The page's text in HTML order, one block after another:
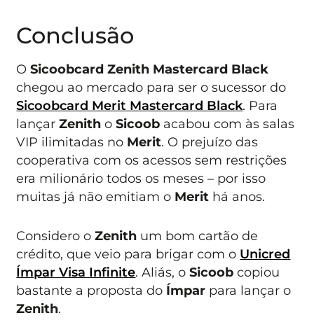
Conclusão
OSicoobcard Zenith Mastercard Black
chegou ao mercado para ser o sucessor do
Sicoobcard Merit Mastercard Black. Para
lançarZenithoSicoob acabou com às salas
VIP ilimitadas no Merit. O prejuízo das
cooperativa com os acessos sem restrições
era milionário todos os meses – por isso
muitas já não emitiam o Merit há anos.
Considero oZenith um bom cartão de
crédito, que veio para brigar com o Unicred
Ímpar Visa Infinite. Aliás, oSicoob copiou
bastante a proposta do Ímpar para lançar o
Zenith.